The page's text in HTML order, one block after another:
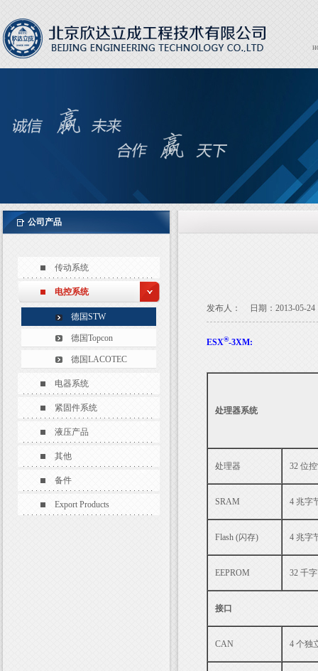
公司产品
传动系统
电控系统
德国STW
德国Topcon
德国LACOTEC
电器系统
紧固件系统
液压产品
其他
备件
Export Products
发布人： 日期：2013-05-24
ESX®-3XM:
处理器系统
处理器 32 位
SRAM 4 兆字
Flash (闪存) 4 兆字
EEPROM 32 千
接口
CAN 4 个独